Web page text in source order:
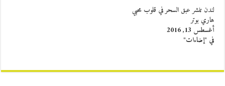
لندن تنشر عبق السحر في قلوب محبي
هاري بوتر
أغسطس 13, 2016
في "إضاءات"